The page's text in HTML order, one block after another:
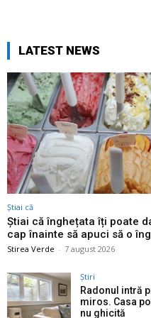
LATEST NEWS
Știai că
Știai că înghețata îți poate
cap înainte să apuci să o
Stirea Verde - 7 august 2026
Știri
Radonul intră
miros. Casa
nu ghicită